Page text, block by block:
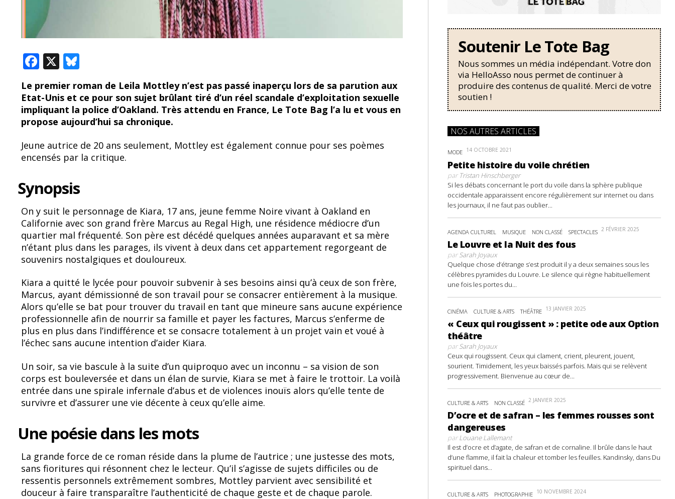
F
e
b
o
o
k
X
e
sk
y
Le premier roman de Leila Mottley n’est pas passé inaperçu lors de sa parution aux
Etat-Unis et ce pour son sujet brûlant tiré d’un réel scandale d’exploitation sexuelle
impliquant la police d’Oakland. Très attendu en France, Le Tote Bag l’a lu et vous en
propose aujourd’hui sa chronique.
Jeune autrice de 20 ans seulement, Mottley est également connue pour ses poèmes
encensés par la critique.
Synopsis
On y suit le personnage de Kiara, 17 ans, jeune femme Noire vivant à Oakland en
Californie avec son grand frère Marcus au Regal High, une résidence médiocre d’un
quartier mal fréquenté. Son père est décédé quelques années auparavant et sa mère
n’étant plus dans les parages, ils vivent à deux dans cet appartement regorgeant de
souvenirs nostalgiques et douloureux.
Kiara a quitté le lycée pour pouvoir subvenir à ses besoins ainsi qu’à ceux de son frère,
Marcus, ayant démissionné de son travail pour se consacrer entièrement à la musique.
Alors qu’elle se bat pour trouver du travail en tant que mineure sans aucune expérience
professionnelle afin de nourrir sa famille et payer les factures, Marcus s’enferme de
plus en plus dans l’indifférence et se consacre totalement à un projet vain et voué à
l’échec sans aucune intention d’aider Kiara.
Un soir, sa vie bascule à la suite d’un quiproquo avec un inconnu – sa vision de son
corps est bouleversée et dans un élan de survie, Kiara se met à faire le trottoir. La voilà
entrée dans une spirale infernale d’abus et de violences inouïs alors qu’elle tente de
survivre et d’assurer une vie décente à ceux qu’elle aime.
Une poésie dans les mots
La grande force de ce roman réside dans la plume de l’autrice ; une justesse des mots,
sans fioritures qui résonnent chez le lecteur. Qu’il s’agisse de sujets difficiles ou de
ressentis personnels extrêmement sombres, Mottley parvient avec sensibilité et
douceur à faire transparaître l’authenticité de chaque geste et de chaque parole.
Soutenir Le Tote Bag
Nous sommes un média indépendant. Votre don
via HelloAsso nous permet de continuer à
produire des contenus de qualité. Merci de votre
soutien !
NOS AUTRES ARTICLES
MODE 14 OCTOBRE 2021
Petite histoire du voile chrétien
parTristan Hinschberger
Si les débats concernant le port du voile dans la sphère publique
occidentale apparaissent encore régulièrement sur internet ou dans
les journaux, il ne faut pas oublier...
AGENDA CULTUREL MUSIQUE NON CLASSÉ SPECTACLES 2 FÉVRIER 2025
Le Louvre et la Nuit des fous
parSarah Joyaux
Quelque chose d’étrange s’est produit il y a deux semaines sous les
célèbres pyramides du Louvre. Le silence qui règne habituellement
une fois les portes du...
CINÉMA CULTURE & ARTS THÉÂTRE 13 JANVIER 2025
« Ceux qui rougissent » : petite ode aux Option
théâtre
parSarah Joyaux
Ceux qui rougissent. Ceux qui clament, crient, pleurent, jouent,
sourient. Timidement, les yeux baissés parfois. Mais qui se relèvent
progressivement. Bienvenue au cœur de...
CULTURE & ARTS NON CLASSÉ 2 JANVIER 2025
D’ocre et de safran – les femmes rousses sont
dangereuses
parLouane Lallemant
Il est d’ocre et d’agate, de safran et de cornaline. Il brûle dans le haut
d’une flamme, il fait la chaleur et tomber les feuilles. Kandinsky, dans Du
spirituel dans...
CULTURE & ARTS PHOTOGRAPHIE 10 NOVEMBRE 2024